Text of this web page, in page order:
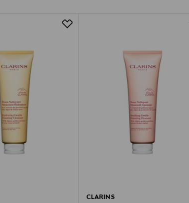
CLARINS